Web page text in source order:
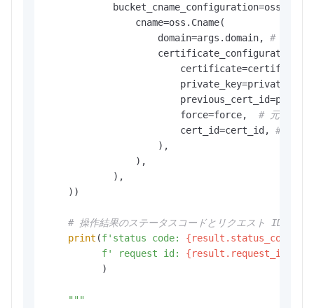
                cname=oss.Cname(
                    domain=args.domain,
# カスタ
                        force=force,
# 元の SSL
                        cert_id=cert_id,
# 新し
                    ),
                ),
            ),
    ))
# 操作結果のステータスコードとリクエスト ID を表
print (f'status code: {result.status_code}
f' request id: {result.request_id}
          )
"""